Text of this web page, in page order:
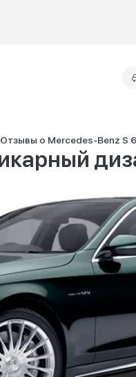
Отзывы о Mercedes-Benz S